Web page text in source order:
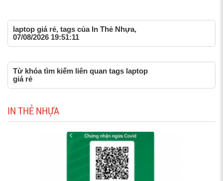
laptop giá rẻ, tags của In Thẻ Nhựa,
07/08/2026 19:51:11
Từ khóa tìm kiếm liên quan tags laptop
giá rẻ
IN THẺ NHỰA